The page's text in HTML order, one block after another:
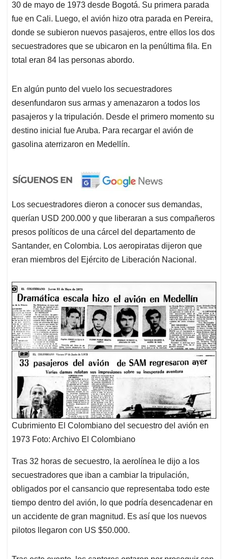
30 de mayo de 1973 desde Bogotá. Su primera parada
fue en Cali. Luego, el avión hizo otra parada en Pereira,
donde se subieron nuevos pasajeros, entre ellos los dos
secuestradores que se ubicaron en la penúltima fila. En
total eran 84 las personas abordo.
En algún punto del vuelo los secuestradores
desenfundaron sus armas y amenazaron a todos los
pasajeros y la tripulación. Desde el primero momento su
destino inicial fue Aruba. Para recargar el avión de
gasolina aterrizaron en Medellín.
Los secuestradores dieron a conocer sus demandas,
querían USD 200.000 y que liberaran a sus compañeros
presos políticos de una cárcel del departamento de
Santander, en Colombia. Los aeropiratas dijeron que
eran miembros del Ejército de Liberación Nacional.
Cubrimiento El Colombiano del secuestro del avión en
1973 Foto: Archivo El Colombiano
Tras 32 horas de secuestro, la aerolínea le dijo a los
secuestradores que iban a cambiar la tripulación,
obligados por el cansancio que representaba todo este
tiempo dentro del avión, lo que podría desencadenar en
un accidente de gran magnitud. Es así que los nuevos
pilotos llegaron con US $50.000.